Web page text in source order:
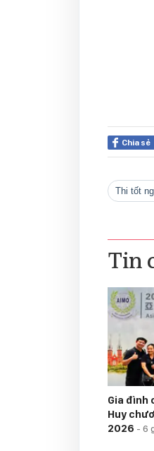
Chia sẻ
thi tốt
Tin
Gia đình
Huy
2026 - 6